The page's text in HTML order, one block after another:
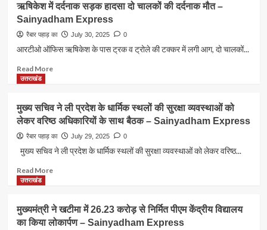
धामी
–
Sainyadham
गुरु
राम
राय
इंस्टीट्यूट
ऑफ
मेडिकल
साइंसेज
में
–
Sainyadham
Express
ऋषिकेश में दर्दनाक सड़क हादसा दो चालकों की दर्दनाक मौत –
Sainyadham Express
रैबार पहाड़ का July 30, 2025 0
आरटीओ ऑफिस ऋषिकेश के पास ट्रक व ट्रोले की टक्कर में लगी आग, दो चालकों...
Read MoreRead
ऋषिकेश
में
दर्दनाक
सड़क
हादसा
चालकों
मौत
–
Sainyadham
उत्तराखंड
मुख्य सचिव ने ली प्रदेश के धार्मिक स्थलों की सुरक्षा व्यवस्थाओं को
लेकर वरिष्ठ अधिकारियों के साथ बैठक – Sainyadham Express
रैबार पहाड़ का July 29, 2025 0
मुख्य सचिव ने ली प्रदेश के धार्मिक स्थलों की सुरक्षा व्यवस्थाओं को लेकर वरिष्ठ...
Read MoreRead
मुख्य
सचिव
ने
उत्तराखंड
मुख्यमंत्री ने खटीमा में 26.23 करोड़ से निर्मित पीएम केंद्रीय विद्यालय
का किया लोकार्पण – Sainyadham Express